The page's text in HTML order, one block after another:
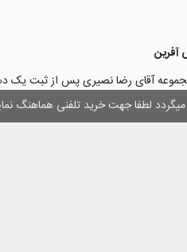
میگردد لطفا جهت خرید تلفنی هماهنگ
آقای رضا نصیری پس از ثبت یک
و دریافت تندیس کار آفرینان برتر، برآن